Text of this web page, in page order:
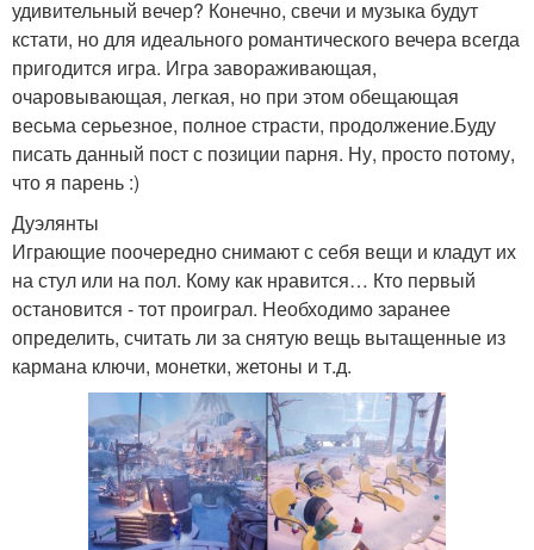
удивительный вечер? Конечно, свечи и музыка будут
кстати, но для идеального романтического вечера всегда
пригодится игра. Игра завораживающая,
очаровывающая, легкая, но при этом обещающая
весьма серьезное, полное страсти, продолжение.Буду
писать данный пост с позиции парня. Ну, просто потому,
что я парень :)
Дуэлянты
Играющие поочередно снимают с себя вещи и кладут их
на стул или на пол. Кому как нравится… Кто первый
остановится - тот проиграл. Необходимо заранее
определить, считать ли за снятую вещь вытащенные из
кармана ключи, монетки, жетоны и т.д.